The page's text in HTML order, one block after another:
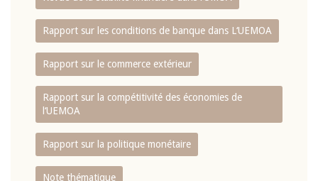
Rapport sur les conditions de banque dans L‘UEMOA
Rapport sur le commerce extérieur
Rapport sur la compétitivité des économies de
l‘UEMOA
Rapport sur la politique monétaire
Note thématique